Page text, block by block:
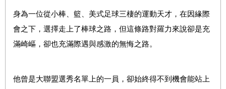
身為一位從小棒、籃、美式足球三棲的運動天才，在因緣際
會之下，選擇走上了棒球之路，但這條路對羅力來說卻是充
滿崎嶇，卻也充滿際遇與感激的無悔之路。
他曾是大聯盟選秀名單上的一員，卻始終得不到機會能站上